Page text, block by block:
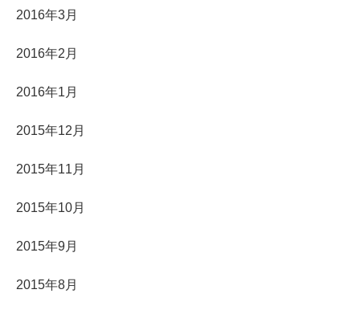
2016年3月
2016年2月
2016年1月
2015年12月
2015年11月
2015年10月
2015年9月
2015年8月